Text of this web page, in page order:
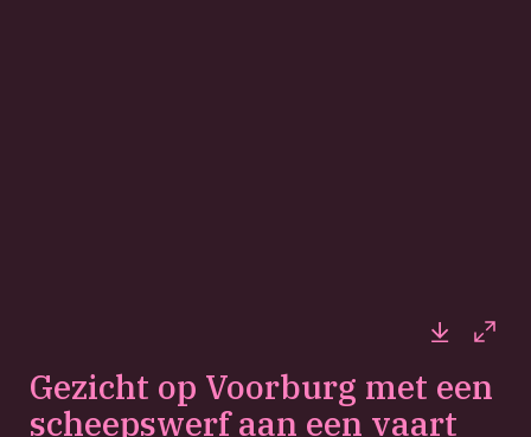
Gezicht op Voorburg met een
scheepswerf aan een vaart